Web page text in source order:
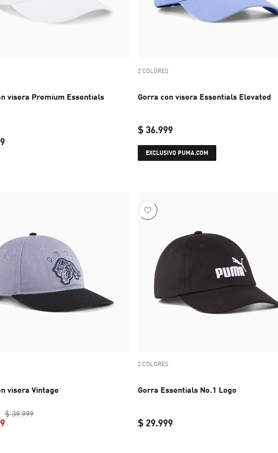
visera Premium Essentials
2 COLORES
Gorra con visera Essentials Elevated
$ 36.999
current price $ 36.999
EXCLUSIVO PUMA.COM
visera Vintage
$ 39.999original price $ 39.999
2 COLORES
Gorra Essentials No.1 Logo
$ 29.999